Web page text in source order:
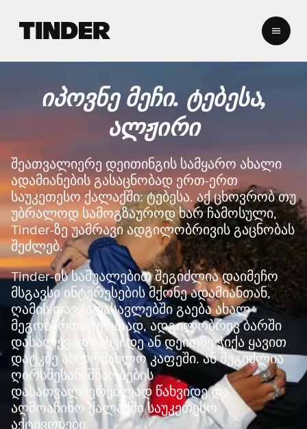
r
H
o
e
იპოვნე მეჩი. ტებესა,
ალჟირი
შეათვალიერე დეითინგის სამყარო ახალი
ადამიანების გასაცნობად ერთ-ერთ
საუკეთესო ქალაქში: ტებესა. აქ ცხოვრობ თუ
უბრალოდ სამოგზაუროდ ხარ ჩამოსული,
Tinder-ზე უამრავი ადგილობრივის გაცნობას
შეძლებ.
Tinder-ის საშუალებით შეგიძლია დაიმეჩო
მსგავსი ინტერესების მქონე ადამიანთან,
ღამის თავგადასავლებში გაება ახალ
მეგობართან ერთად, ადგილობრივ ბარში
დასალევად წახვიდე ან დეითზე ჭიქა ყავით
დატკბე ახლომახლო კაფეში. ან შეგიძლია
ღირსშესანიშნაობების
დასათვალიერებლად წახვიდე და
აღმოაჩინო ქალაქში საუკეთესო
აქტივობები.